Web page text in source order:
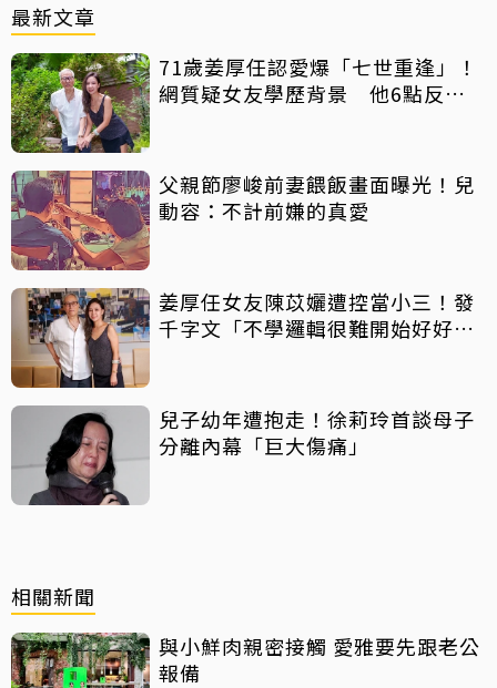
最新文章
71歲姜厚任認愛爆「七世重逢」！
網質疑女友學歷背景 他6點反
父親節廖峻前妻餵飯畫面曝光！兒
動容：不計前嫌的真愛
姜厚任女友陳苡孋遭控當小三！發
千字文「不學邏輯很難開始好好
兒子幼年遭抱走！徐莉玲首談母子
分離內幕「巨大傷痛」
相關新聞
與小鮮肉親密接觸 愛雅要先跟老公
報備